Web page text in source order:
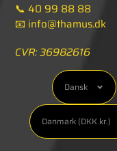
📞 40 99 88 88
📧 info@thamus.dk
CVR: 36982616
Sprog
Dansk
Valuta
Danmark (DKK kr.)